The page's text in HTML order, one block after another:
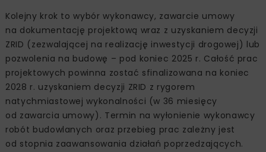
Kolejny krok to wybór wykonawcy, zawarcie umowy
na dokumentację projektową wraz z uzyskaniem decyzji
ZRID (zezwalającej na realizację inwestycji drogowej) lub
pozwolenia na budowę – pod koniec 2025 r. Całość prac
projektowych powinna zostać sfinalizowana na koniec
2028 r. uzyskaniem decyzji ZRID z rygorem
natychmiastowej wykonalności (w 36 miesięcy
od zawarcia umowy). Termin na wyłonienie wykonawcy
robót budowlanych oraz przebieg prac zależny jest
od stopnia zaawansowania działań poprzedzających.